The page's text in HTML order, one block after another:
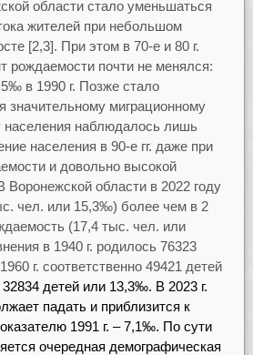
области стало уменьшаться
жителей при небольшом
[2,3]. При этом в 70-е и 80 г.
рождаемости почти не менялся:
в 1990 г. Позже стало
значительному миграционному
населения наблюдалось лишь
населения в 90-е гг. даже при
и довольно высокой
Воронежской области в 2022 году
чел. или 15,3‰) более чем в 2
(17,4 тыс. чел. или
в 1940 г. родилось 76323
г. соответственно 49421 детей
32834 детей или 13,3‰. В 2023 г.
падать и приблизится к
1991 г. – 7,1‰. По сути
очередная демографическая